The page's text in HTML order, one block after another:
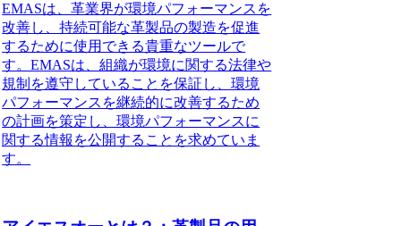
EMASは、革業界が環境パフォーマンスを
改善し、持続可能な革製品の製造を促進
するために使用できる貴重なツールで
す。EMASは、組織が環境に関する法律や
規制を遵守していることを保証し、環境
パフォーマンスを継続的に改善するため
の計画を策定し、環境パフォーマンスに
関する情報を公開することを求めていま
す。